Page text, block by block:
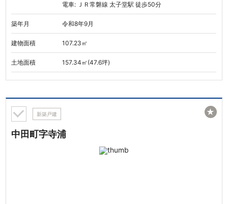
電車: ＪＲ常磐線 太子堂駅 徒歩50分
築年月 令和8年9月
建物面積 107.23㎡
土地面積 157.34㎡(47.6坪)
新築戸建
中田町字寺浦
★